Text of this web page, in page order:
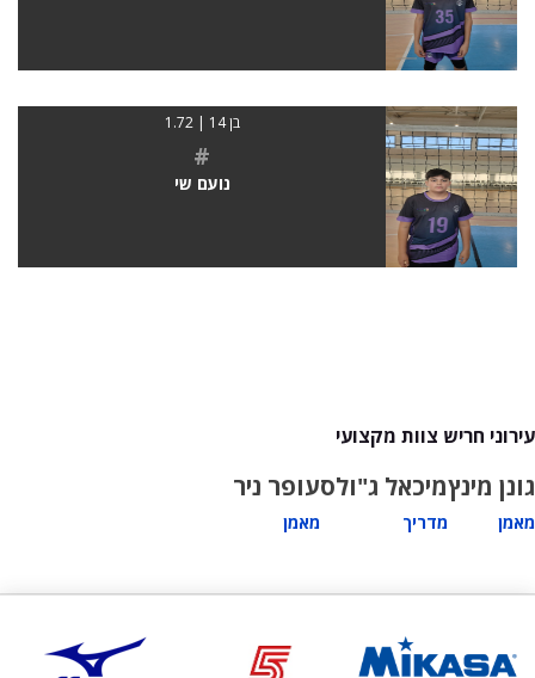
בן 14 | 1.72
#
נועם שי
עירוני חריש צוות מקצועי
גונן מינץ
מאמן
מיכאל ג"ולס
מדריך
עופר ניר
מאמן